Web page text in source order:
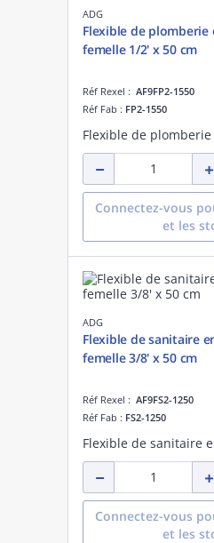
ADG
Flexible de plomberie
femelle 1/2' x 50 cm
Réf Rexel : AF9FP2-1550
Réf Fab : FP2-1550
Connectez-vous
et les
ADG
Flexible de sanitaire
femelle 3/8' x 50 cm
Réf Rexel : AF9FS2-1250
Réf Fab : FS2-1250
Connectez-vous
et les